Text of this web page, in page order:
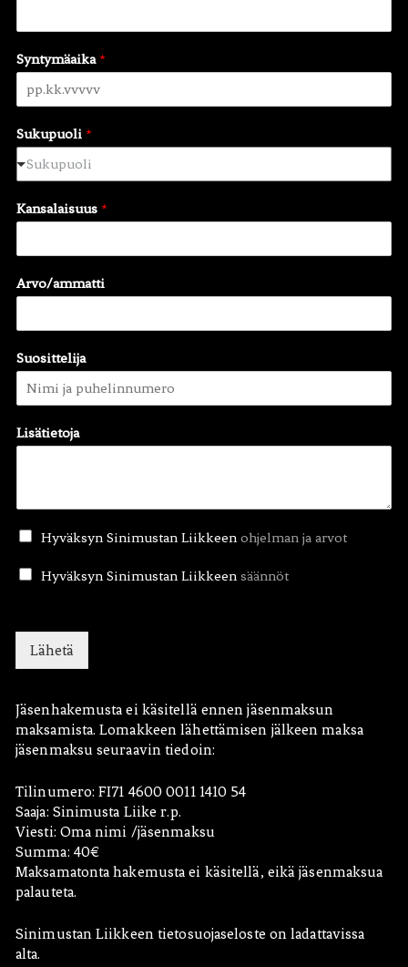
Syntymäaika*
Sukupuoli *
Sukupuoli
Kansalaisuus *
Arvo/ammatti
Suosittelija
Lisätietoja
H
v
n
i
m
s
t
a
n
L
i
i
k
e
Hyväksyn Sinimustan Liikkeenohjelman ja arvot
H
ä
s
n
S
i
n
m
u
s
t
a
L
i
k
Hyväksyn Sinimustan Liikkeensäännöt
Lähetä
Jäsenhakemusta ei käsitellä ennen jäsenmaksun
maksamista. Lomakkeen lähettämisen jälkeen maksa
jäsenmaksu seuraavin tiedoin:
Tilinumero: FI71 4600 0011 1410 54
Saaja: Sinimusta Liike r.p.
Viesti: Oma nimi /jäsenmaksu
Summa: 40€
Maksamatonta hakemusta ei käsitellä, eikä jäsenmaksua
palauteta.
Sinimustan Liikkeen tietosuojaseloste on ladattavissa
alta.